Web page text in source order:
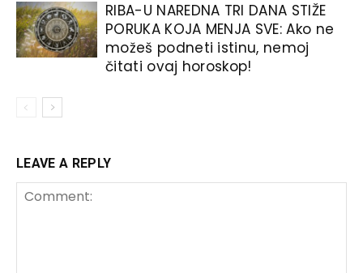
RIBA-U NAREDNA TRI DANA STIŽE
PORUKA KOJA MENJA SVE: Ako ne
možeš podneti istinu, nemoj
čitati ovaj horoskop!
LEAVE A REPLY